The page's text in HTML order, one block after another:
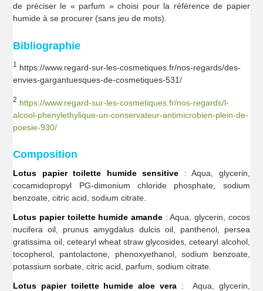
de préciser le « parfum » choisi pour la référence de papier
humide à se procurer (sans jeu de mots).
Bibliographie
1
https://www.regard-sur-les-cosmetiques.fr/nos-regards/des-
envies-gargantuesques-de-cosmetiques-531/
2 https://www.regard-sur-les-cosmetiques.fr/nos-regards/l-
alcool-phenylethylique-un-conservateur-antimicrobien-plein-de-
poesie-930/
Composition
Lotus papier toilette humide sensitive : Aqua, glycerin,
cocamidopropyl PG-dimonium chloride phosphate, sodium
benzoate, citric acid, sodium citrate.
Lotus papier toilette humide amande : Aqua, glycerin, cocos
nucifera oil, prunus amygdalus dulcis oil, panthenol, persea
gratissima oil, cetearyl wheat straw glycosides, cetearyl alcohol,
tocopherol, pantolactone, phenoxyethanol, sodium benzoate,
potassium sorbate, citric acid, parfum, sodium citrate.
Lotus papier toilette humide aloe vera: Aqua, glycerin,